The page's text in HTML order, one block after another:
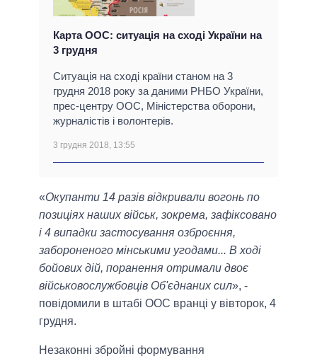
Карта ООС: ситуація на сході України на
3 грудня
Ситуація на сході країни станом на 3
грудня 2018 року за даними РНБО України,
прес-центру ООС, Міністерства оборони,
журналістів і волонтерів.
3 грудня 2018, 13:55
«Окупанти 14 разів відкривали вогонь по
позиціях наших військ, зокрема, зафіксовано
і 4 випадки застосування озброєння,
забороненого мінськими угодами... В ході
бойових дій, поранення отримали двоє
військовослужбовців Об'єднаних сил», -
повідомили в штабі ООС вранці у вівторок, 4
грудня.
Незаконні збройні формування